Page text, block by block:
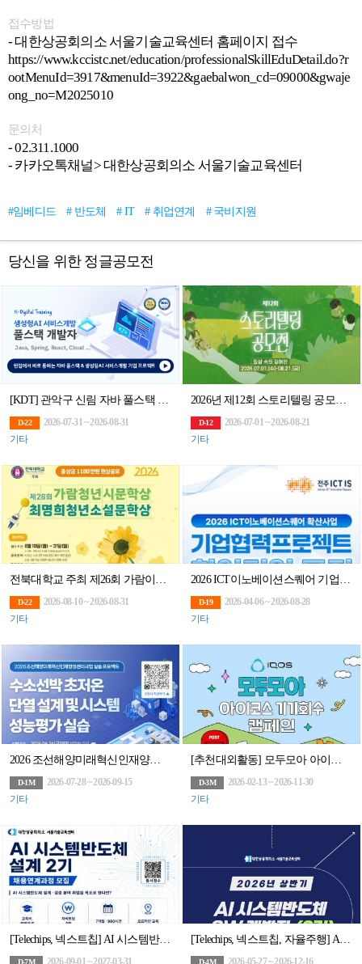
접수방법
- 대한상공회의소 서울기술교육센터 홈페이지 접수
https://www.kccistc.net/education/professionalSkillEduDetail.do?r
ootMenuId=3917&menuId=3922&gaebalwon_cd=09000&gwaje
ong_no=M2025010
문의처
- 02.311.1000
- 카카오톡채널> 대한상공회의소 서울기술교육센터
#임베디드 # 반도체 # IT # 취업연계 # 국비지원
당신을 위한 정글공모전
[KDT] 관악구 신림 자바 풀스택 & 생성형AI 서비스개발 기업 프로젝트 완성 과정 6기 훈련생 모집
D-22
2026-07-31 ~ 2026-08-31
기타
2026년 제12회 스토리텔링 공모전 <일상 속의 장애인>
D-12
2026-07-01 ~ 2026-08-21
기타
전북대학교 주최 제26회 가람이병기청년시문학상․최명희청년소설 문학상
D-22
2026-08-10 ~ 2026-08-31
기타
2026 ICT이노베이션스퀘어 기업협력 프로젝트 참여기업 모집
D-19
2026-04-06 ~ 2026-08-28
기타
2026 조선해양미래혁신인재양성센터사업 실습 프로젝트 2차 교육
D-1M
2026-07-28 ~ 2026-09-15
기타
D-3M
2026-02-13 ~ 2026-11-30
기타
[Telechips, 넥스트칩] AI 시스템반도체 설계(2기)(구 하만 세미콘아카데미, 팹리스협회회원사 채용연계과정)
D-7M
2026-09-01 ~ 2027-03-31
D-4M
2026-05-27 ~ 2026-12-16